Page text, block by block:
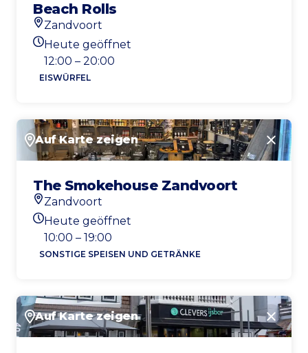
Beach Rolls
Standort
Zandvoort
Heutigen Öffnungszeiten
Heute geöffnet
12:00 – 20:00
EISWÜRFEL
Auf Karte zeigen
The Smokehouse Zandvoort
Standort
Zandvoort
Heutigen Öffnungszeiten
Heute geöffnet
10:00 – 19:00
SONSTIGE SPEISEN UND GETRÄNKE
Auf Karte zeigen